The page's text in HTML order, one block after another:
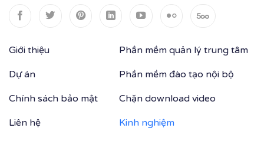
Giới thiệu
Dự án
Chính sách bảo mật
Liên hệ
Phần mềm quản lý trung tâm
Phần mềm đào tạo nội bộ
Chặn download video
Kinh nghiệm